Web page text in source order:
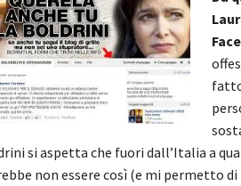
si aspetta che fuori dall’Italia a
non essere così (e mi permetto